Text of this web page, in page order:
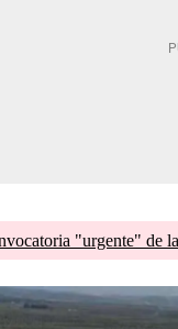
"urgente" de